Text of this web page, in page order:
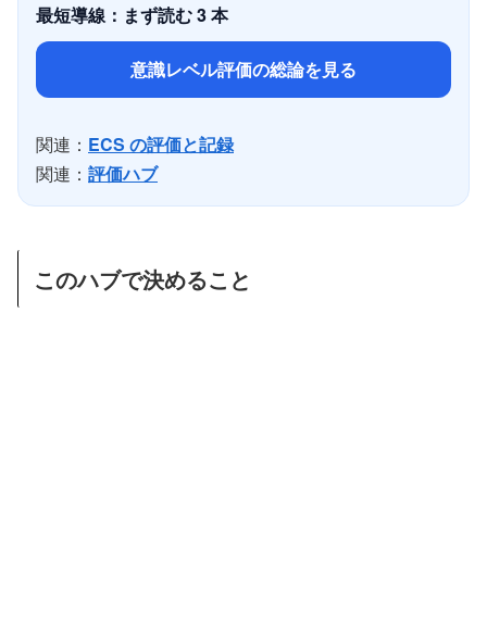
最短導線：まず読む 3 本
意識レベル評価の総論を見る
関連： ECS の評価と記録
関連： 評価ハブ
このハブで決めること